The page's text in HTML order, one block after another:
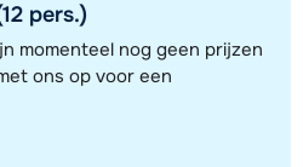
in dit gebied
ligging van onze accommodaties. De
pers.)
momenteel nog geen prijzen
ons op voor een